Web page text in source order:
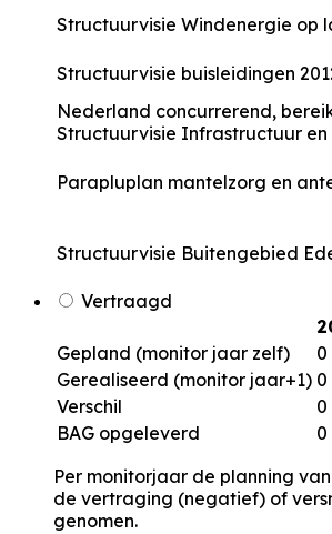
Structuurvisie Windenergie op
Structuurvisie buisleidingen
Nederland concurrerend,
Structuurvisie Infrastructuur en
Parapluplan mantelzorg en
Structuurvisie Buitengebied
Vertraagd
Gepland (monitor jaar zelf)
0
Gerealiseerd (monitor jaar+1) 0
Verschil
0
BAG opgeleverd
0
Per monitorjaar de planning
de vertraging (negatief) of
genomen.